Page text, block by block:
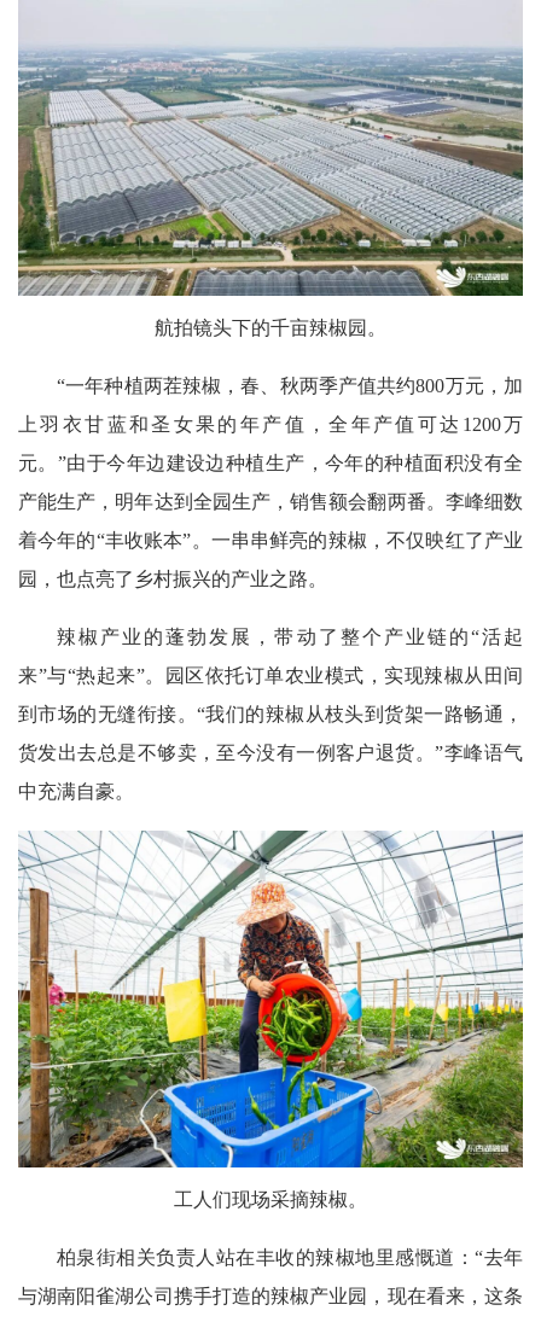
航拍镜头下的千亩辣椒园。
“一年种植两茬辣椒，春、秋两季产值共约800万元，加
上羽衣甘蓝和圣女果的年产值，全年产值可达1200万
元。”由于今年边建设边种植生产，今年的种植面积没有全
产能生产，明年达到全园生产，销售额会翻两番。李峰细数
着今年的“丰收账本”。一串串鲜亮的辣椒，不仅映红了产业
园，也点亮了乡村振兴的产业之路。
辣椒产业的蓬勃发展，带动了整个产业链的“活起
来”与“热起来”。园区依托订单农业模式，实现辣椒从田间
到市场的无缝衔接。“我们的辣椒从枝头到货架一路畅通，
货发出去总是不够卖，至今没有一例客户退货。”李峰语气
中充满自豪。
工人们现场采摘辣椒。
柏泉街相关负责人站在丰收的辣椒地里感慨道：“去年
与湖南阳雀湖公司携手打造的辣椒产业园，现在看来，这条